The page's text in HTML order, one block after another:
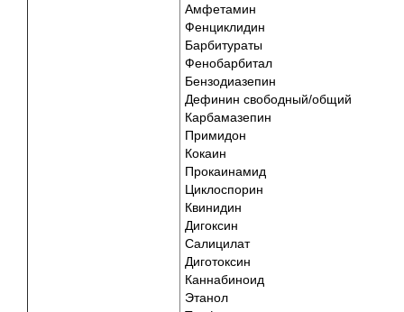
Амфетамин
Фенциклидин
Барбитураты
Фенобарбитал
Бензодиазепин
Дефинин свободный/общий
Карбамазепин
Примидон
Кокаин
Прокаинамид
Циклоспорин
Квинидин
Дигоксин
Салицилат
Диготоксин
Каннабиноид
Этанол